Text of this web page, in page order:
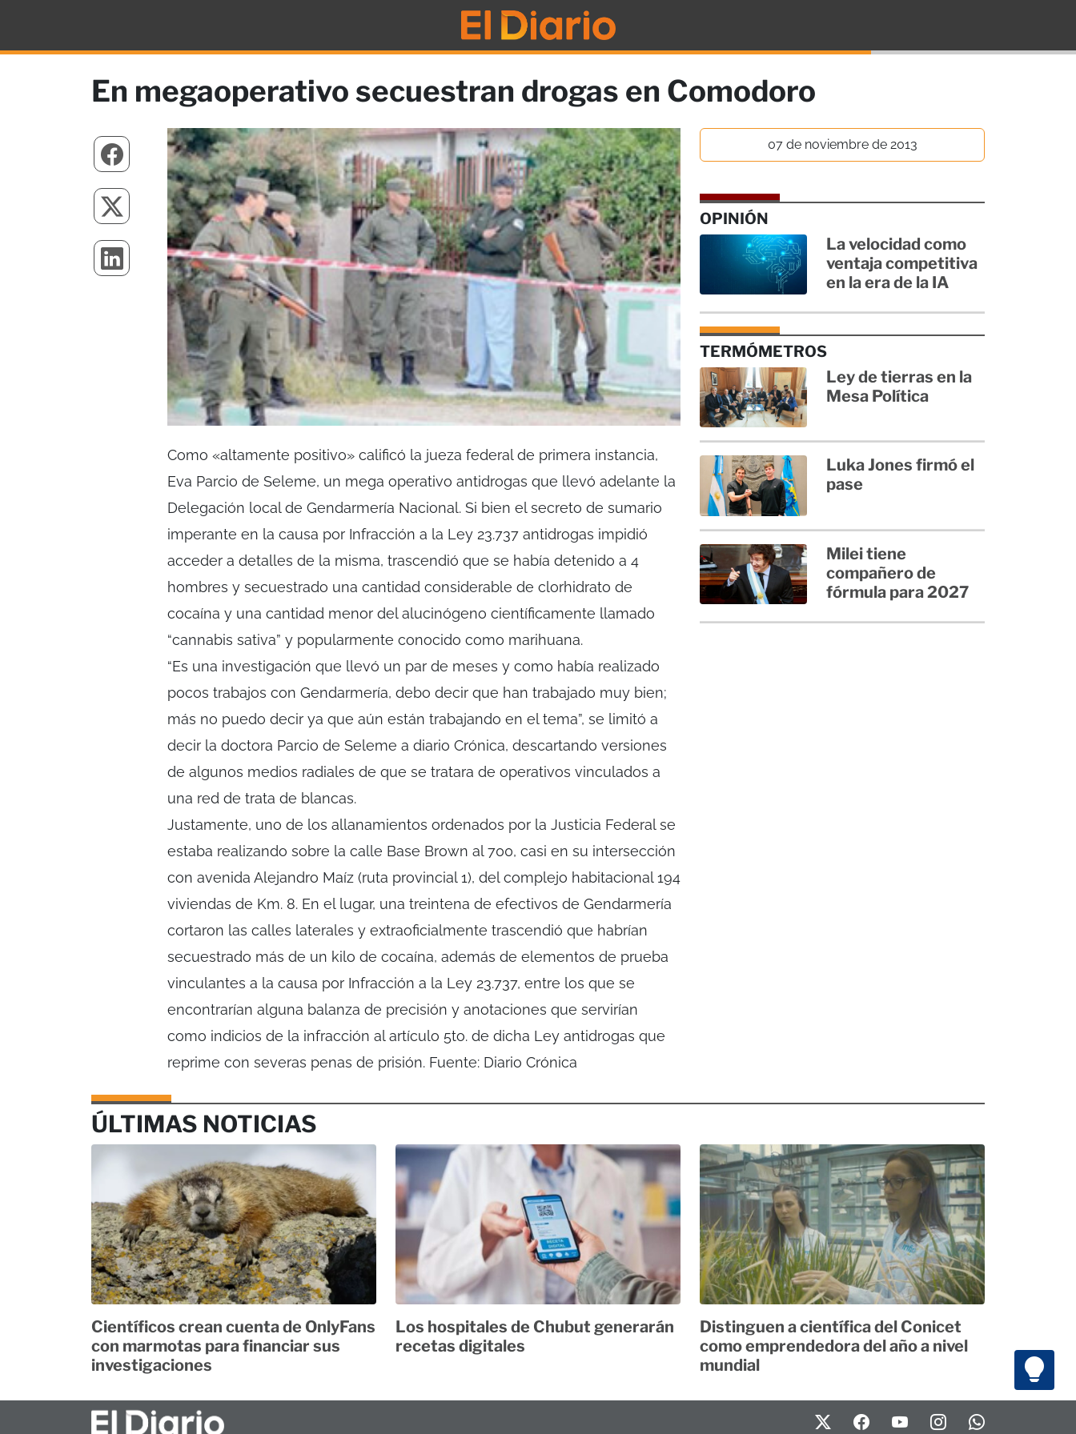
En megaoperativo secuestran drogas en Comodoro
Como «altamente positivo» calificó la jueza federal de primera instancia,
Eva Parcio de Seleme, un mega operativo antidrogas que llevó adelante la
Delegación local de Gendarmería Nacional. Si bien el secreto de sumario
imperante en la causa por Infracción a la Ley 23.737 antidrogas impidió
acceder a detalles de la misma, trascendió que se había detenido a 4
hombres y secuestrado una cantidad considerable de clorhidrato de
cocaína y una cantidad menor del alucinógeno científicamente llamado
“cannabis sativa” y popularmente conocido como marihuana.
“Es una investigación que llevó un par de meses y como había realizado
pocos trabajos con Gendarmería, debo decir que han trabajado muy bien;
más no puedo decir ya que aún están trabajando en el tema”, se limitó a
decir la doctora Parcio de Seleme a diario Crónica, descartando versiones
de algunos medios radiales de que se tratara de operativos vinculados a
una red de trata de blancas.
Justamente, uno de los allanamientos ordenados por la Justicia Federal se
estaba realizando sobre la calle Base Brown al 700, casi en su intersección
con avenida Alejandro Maíz (ruta provincial 1), del complejo habitacional 194
viviendas de Km. 8. En el lugar, una treintena de efectivos de Gendarmería
cortaron las calles laterales y extraoficialmente trascendió que habrían
secuestrado más de un kilo de cocaína, además de elementos de prueba
vinculantes a la causa por Infracción a la Ley 23.737, entre los que se
encontrarían alguna balanza de precisión y anotaciones que servirían
como indicios de la infracción al artículo 5to. de dicha Ley antidrogas que
reprime con severas penas de prisión. Fuente: Diario Crónica
07 de noviembre de 2013
OPINIÓN
La velocidad como
ventaja competitiva
en la era de la IA
TERMÓMETROS
Ley de tierras en la
Mesa Política
Luka Jones firmó el
pase
Milei tiene
compañero de
fórmula para 2027
ÚLTIMAS NOTICIAS
Científicos crean cuenta de OnlyFans
con marmotas para financiar sus
investigaciones
Los hospitales de Chubut generarán
recetas digitales
Distinguen a científica del Conicet
como emprendedora del año a nivel
mundial